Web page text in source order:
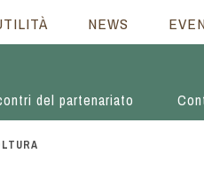
NEWS
del partenariato